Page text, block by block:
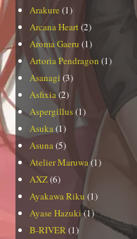
Arakure (1)
Arcana Heart (2)
Aroma Gaeru (1)
Artoria Pendragon (1)
Asanagi (3)
Asfixia(2)
Aspergillus(1)
Asuka (1)
Asuna (5)
Atelier Maruwa(1)
AXZ(6)
Ayakawa Riku (1)
Ayase Hazuki(1)
B-RIVER (1)